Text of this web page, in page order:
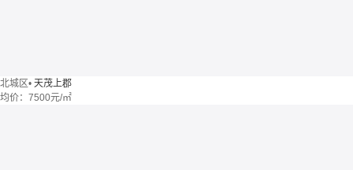
北城区• 天茂上郡
均价： 7500元/㎡